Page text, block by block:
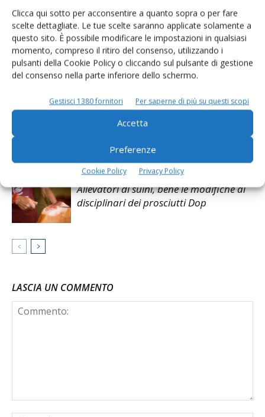
Clicca qui sotto per acconsentire a quanto sopra o per fare
scelte dettagliate. Le tue scelte saranno applicate solamente a
questo sito. È possibile modificare le impostazioni in qualsiasi
momento, compreso il ritiro del consenso, utilizzando i
pulsanti della Cookie Policy o cliccando sul pulsante di gestione
del consenso nella parte inferiore dello schermo.
Gestisci 1380 fornitori Per saperne di più su questi scopi
Accetta
Preferenze
Cookie Policy Privacy Policy
Articoli correlati
Dop economy, il fatturato dei formaggi
Trentino
Allevatori di suini, bene le modifiche ai
disciplinari dei prosciutti Dop
LASCIA UN COMMENTO